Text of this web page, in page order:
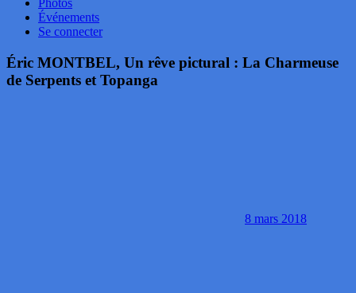
Photos
Événements
Se connecter
Éric MONTBEL, Un rêve pictural : La Charmeuse
de Serpents et Topanga
8 mars 2018